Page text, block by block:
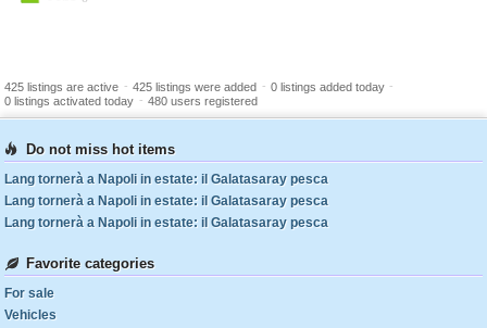
425 listings are active - 425 listings were added - 0 listings added today -
0 listings activated today - 480 users registered
Do not miss hot items
Lang tornerà a Napoli in estate: il Galatasaray pesca
Lang tornerà a Napoli in estate: il Galatasaray pesca
Lang tornerà a Napoli in estate: il Galatasaray pesca
Favorite categories
For sale
Vehicles